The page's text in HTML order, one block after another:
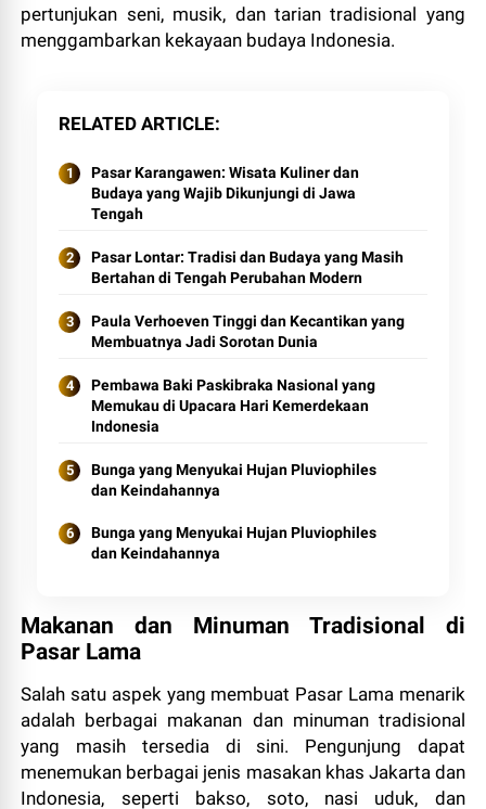
pertunjukan seni, musik, dan tarian tradisional yang
menggambarkan kekayaan budaya Indonesia.
RELATED ARTICLE
Pasar Karangawen: Wisata Kuliner dan
Budaya yang Wajib Dikunjungi di Jawa
Tengah
Pasar Lontar: Tradisi dan Budaya yang Masih
Bertahan di Tengah Perubahan Modern
Paula Verhoeven Tinggi dan Kecantikan yang
Membuatnya Jadi Sorotan Dunia
Pembawa Baki Paskibraka Nasional yang
Memukau di Upacara Hari Kemerdekaan
Indonesia
Bunga yang Menyukai Hujan Pluviophiles
dan Keindahannya
Bunga yang Menyukai Hujan Pluviophiles
dan Keindahannya
Makanan dan Minuman Tradisional di
Pasar Lama
Salah satu aspek yang membuat Pasar Lama menarik
adalah berbagai makanan dan minuman tradisional
yang masih tersedia di sini. Pengunjung dapat
menemukan berbagai jenis masakan khas Jakarta dan
Indonesia, seperti bakso, soto, nasi uduk, dan